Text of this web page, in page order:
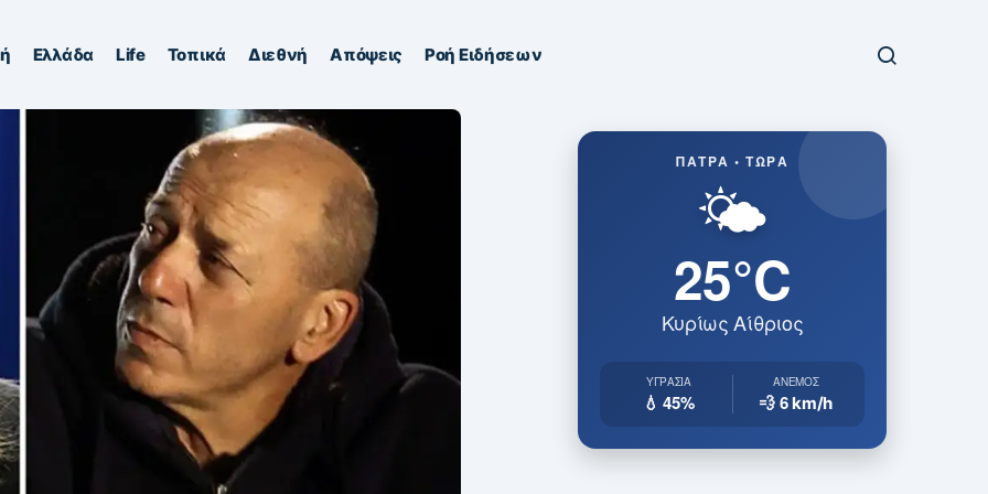
Ελλάδα Life Τοπικά Διεθνή Απόψεις Ροή Ειδήσεων
ΠΆΤΡΑ • ΤΏΡΑ
🌤️
25°C
Κυρίως Αίθριος
ΥΓΡΑΣΊΑ
💧 45%
ΆΝΕΜΟΣ
💨 6km/h